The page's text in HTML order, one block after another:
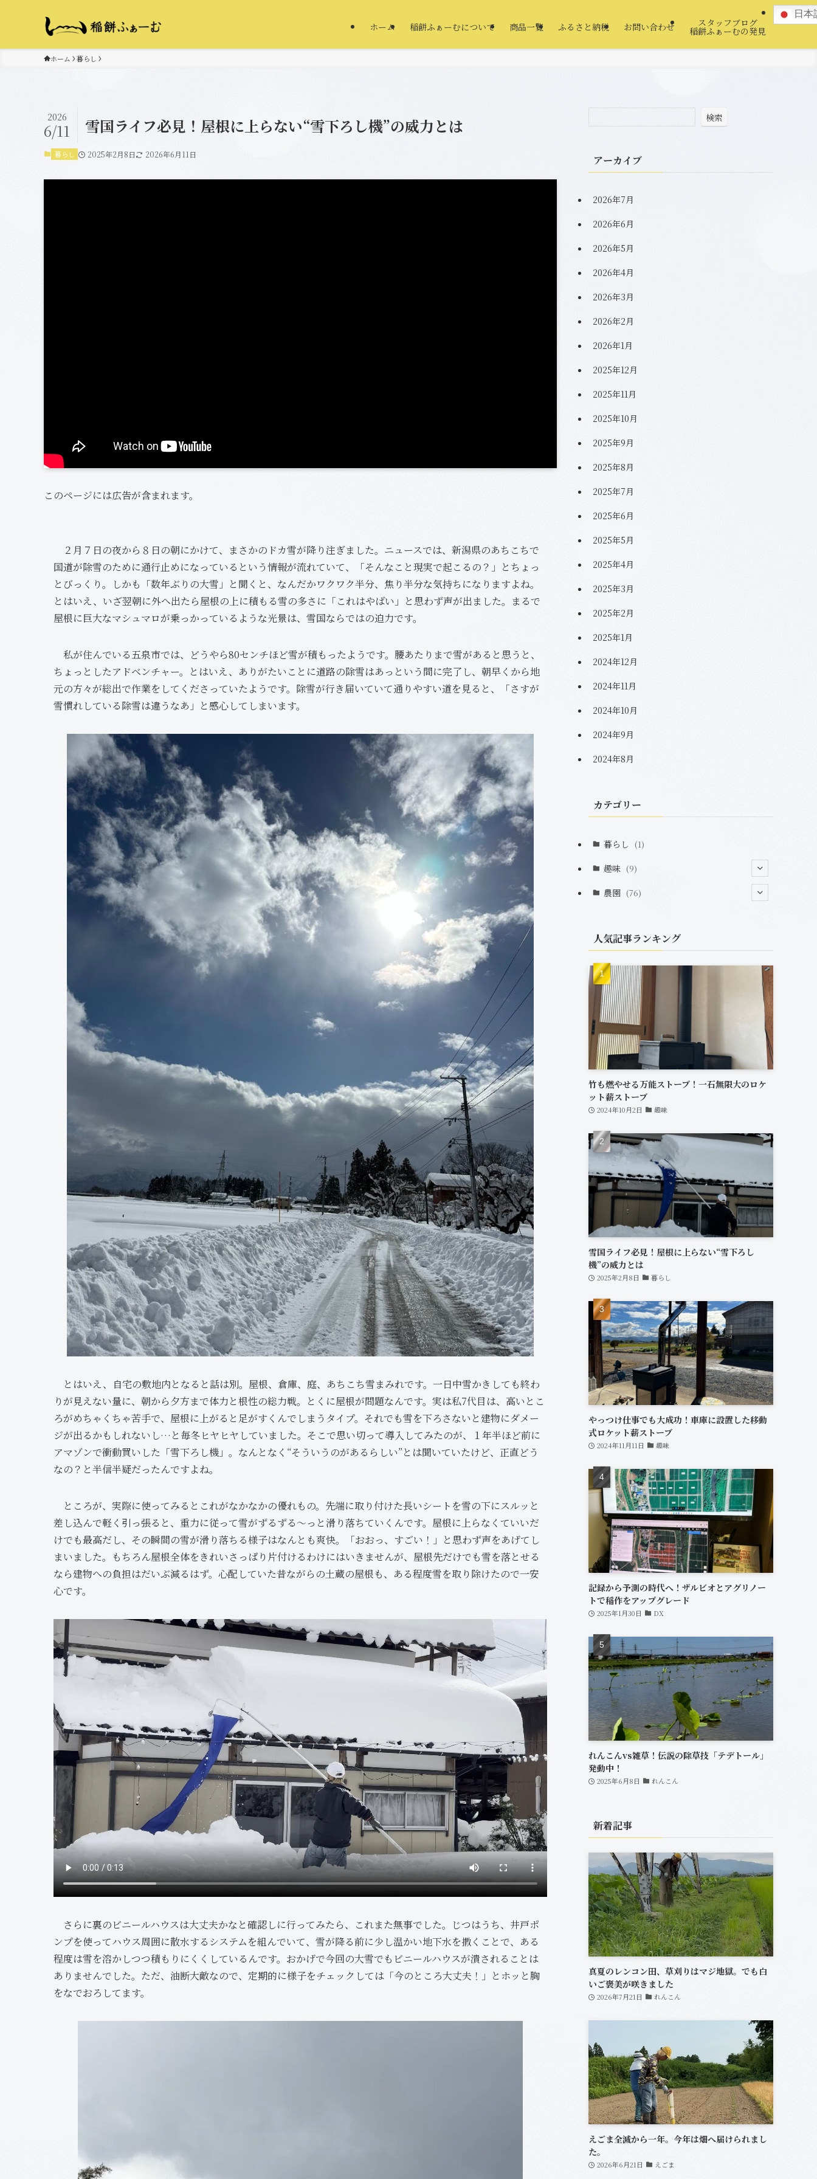
ホーム 稲餅ふぁーむについて 商品一覧 ふるさと納税 お問い合わせ スタッフブログ
稲餅ふぁーむの発見
日本
ホーム 暮らし
雪国ライフ必見！屋根に上らない“雪下ろし機”の威力とは
2026
6/11
暮らし 2025年2月8日 2026年6月11日
このページには広告が含まれます。
２月７日の夜から８日の朝にかけて、まさかのドカ雪が降り注ぎました。ニュースでは、新潟県のあちこちで
国道が除雪のために通行止めになっているという情報が流れていて、「そんなこと現実で起こるの？」とちょっ
とびっくり。しかも「数年ぶりの大雪」と聞くと、なんだかワクワク半分、焦り半分な気持ちになりますよね。
とはいえ、いざ翌朝に外へ出たら屋根の上に積もる雪の多さに「これはやばい」と思わず声が出ました。まるで
屋根に巨大なマシュマロが乗っかっているような光景は、雪国ならではの迫力です。
私が住んでいる五泉市では、どうやら80センチほど雪が積もったようです。腰あたりまで雪があると思うと、
ちょっとしたアドベンチャー。とはいえ、ありがたいことに道路の除雪はあっという間に完了し、朝早くから地
元の方々が総出で作業をしてくださっていたようです。除雪が行き届いていて通りやすい道を見ると、「さすが
雪慣れしている除雪は違うなあ」と感心してしまいます。
とはいえ、自宅の敷地内となると話は別。屋根、倉庫、庭、あちこち雪まみれです。一日中雪かきしても終わ
りが見えない量に、朝から夕方まで体力と根性の総力戦。とくに屋根が問題なんです。実は私7代目は、高いとこ
ろがめちゃくちゃ苦手で、屋根に上がると足がすくんでしまうタイプ。それでも雪を下ろさないと建物にダメー
ジが出るかもしれないし…と毎冬ヒヤヒヤしていました。そこで思い切って導入してみたのが、１年半ほど前に
アマゾンで衝動買いした「雪下ろし機」。なんとなく“そういうのがあるらしい”とは聞いていたけど、正直どう
なの？と半信半疑だったんですよね。
ところが、実際に使ってみるとこれがなかなかの優れもの。先端に取り付けた長いシートを雪の下にスルッと
差し込んで軽く引っ張ると、重力に従って雪がずるずる～っと滑り落ちていくんです。屋根に上らなくていいだ
けでも最高だし、その瞬間の雪が滑り落ちる様子はなんとも爽快。「おおっ、すごい！」と思わず声をあげてし
まいました。もちろん屋根全体をきれいさっぱり片付けるわけにはいきませんが、屋根先だけでも雪を落とせる
なら建物への負担はだいぶ減るはず。心配していた昔ながらの土蔵の屋根も、ある程度雪を取り除けたので一安
心です。
さらに裏のビニールハウスは大丈夫かなと確認しに行ってみたら、これまた無事でした。じつはうち、井戸ポ
ンプを使ってハウス周囲に散水するシステムを組んでいて、雪が降る前に少し温かい地下水を撒くことで、ある
程度は雪を溶かしつつ積もりにくくしているんです。おかげで今回の大雪でもビニールハウスが潰されることは
ありませんでした。ただ、油断大敵なので、定期的に様子をチェックしては「今のところ大丈夫！」とホッと胸
をなでおろしてます。
検索
アーカイブ
2026年7月
2026年6月
2026年5月
2026年4月
2026年3月
2026年2月
2026年1月
2025年12月
2025年11月
2025年10月
2025年9月
2025年8月
2025年7月
2025年6月
2025年5月
2025年4月
2025年3月
2025年2月
2025年1月
2024年12月
2024年11月
2024年10月
2024年9月
2024年8月
カテゴリー
暮らし (1)
趣味 (9)
(1)
農園 (76)
(12)
(33)
(6)
(2)
人気記事ランキング
竹も燃やせる万能ストーブ！一石無限大のロケ
ット薪ストーブ
2024年10月2日 趣味
雪国ライフ必見！屋根に上らない“雪下ろし
機”の威力とは
2025年2月8日 暮らし
やっつけ仕事でも大成功！車庫に設置した移動
式ロケット薪ストーブ
2024年11月11日 趣味
記録から予測の時代へ！ザルビオとアグリノー
トで稲作をアップグレード
2025年1月30日 DX
れんこんvs雑草！伝説の除草技「テデトール」
発動中！
2025年6月8日 れんこん
新着記事
真夏のレンコン田、草刈りはマジ地獄。でも白
いご褒美が咲きました
2026年7月21日 れんこん
えごま全滅から一年。今年は畑へ届けられまし
た。
2026年6月21日 えごま